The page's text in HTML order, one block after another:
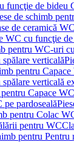
funcţie de bideu
de schimb
de ceramică WC
WC cu funcţie
pentru WC-uri
verticală
pentru Capace
verticală
Capace WC
pe pardoseală
pentru Colac
pentru WC
pentru Pentru